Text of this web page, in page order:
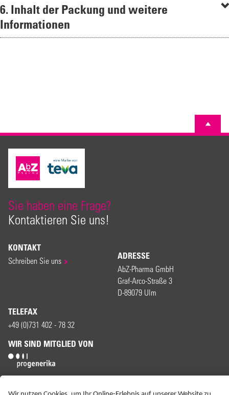
6. Inhalt der Packung und weitere
Informationen
Sie haben eine Frage?
Kontaktieren Sie uns!
KONTAKT
Schreiben Sie uns ADRESSE
AbZ-Pharma GmbH
Graf-Arco-Straße 3
D-89079 Ulm
TELEFAX
+49 (0)731 402 - 78 32
WIR SIND MITGLIED VON